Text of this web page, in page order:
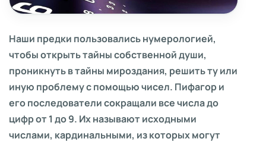
Наши предки пользовались нумерологией,
чтобы открыть тайны собственной души,
проникнуть в тайны мироздания, решить ту или
иную проблему с помощью чисел. Пифагор и
его последователи сокращали все числа до
цифр от 1 до 9. Их называют исходными
числами, кардинальными, из которых могут